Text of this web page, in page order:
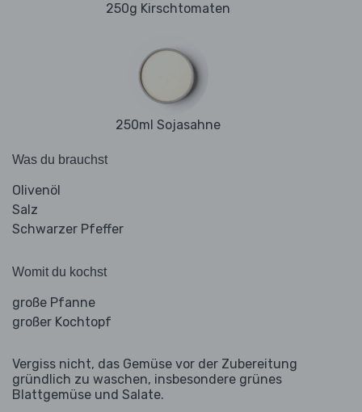
250g Kirschtomaten
250ml Sojasahne
Was du brauchst
Olivenöl
Salz
Schwarzer Pfeffer
Womit du kochst
große Pfanne
großer Kochtopf
Vergiss nicht, das Gemüse vor der Zubereitung
gründlich zu waschen, insbesondere grünes
Blattgemüse und Salate.